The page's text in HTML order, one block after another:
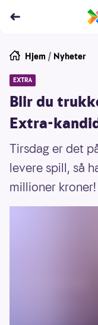
Hjem / Nyheter
EXTRA
Blir du
Extra-
Tirsdag er det
levere spill, så
millioner kroner!